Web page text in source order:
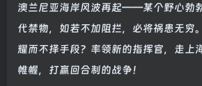
澳兰尼亚海岸风波再起——某个野心勃
代禁物，如若不加阻拦，必将祸患无穷
耀而不择手段？率领新的指挥官，走上
帷幄，打赢回合制的战争！